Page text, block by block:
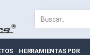
HERRAMIENTAS PDR